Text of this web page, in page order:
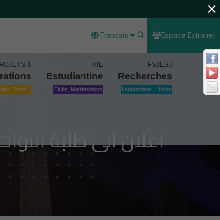
Français Espace Extranet
&
Parte...
VIE
Estudiantine
Clubs, Manifestation
FSJEGJ
Recherches
Laboratoires , Unités
اعلان الى طلبة
×